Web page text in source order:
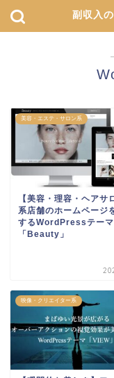
副収入
美容・エステ・サロン系
【美容・理容・ヘアサ
系店舗のホームページ
するWordPressテーマ
「Beauty」
映像・クリエイター系